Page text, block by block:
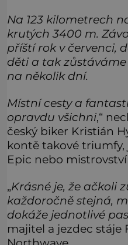
Na 123 kilometrech
krutých 3400 m.
příští rok v červenci,
děti a tak
na několik dní.
Místní cesty a
opravdu všichni,“
český biker Kristián
kontě takové triumfy,
Epic nebo mistrovství
„Krásné je, že ačkoli
každoročně stejná,
dokáže jednotlivé
majitel a jezdec stáje